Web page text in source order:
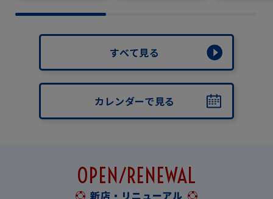
すべて見る
カレンダーで見る
OPEN/RENEWAL
新店・リニューアル